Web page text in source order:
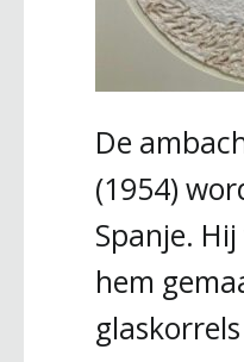
De
(1954)
Spanje.
hem